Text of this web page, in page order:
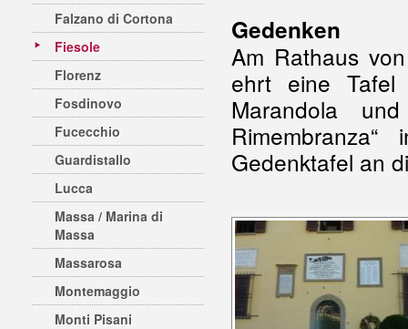
Falzano di Cortona
Fiesole
Florenz
Fosdinovo
Fucecchio
Guardistallo
Lucca
Massa / Marina di
Massa
Massarosa
Montemaggio
Monti Pisani
Gedenken
Am Rathaus
ehrt eine Tafel
Marandola
Gedenktafel an